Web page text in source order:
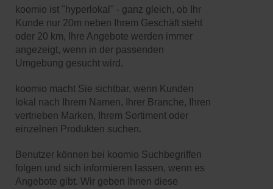
koomio ist "hyperlokal" - ganz gleich, ob Ihr
Kunde nur 20m neben Ihrem Geschäft steht
oder 20 km, Ihre Angebote werden immer
angezeigt, wenn in der passenden
Umgebung gesucht wird.
koomio macht Sie sichtbar, wenn Kunden
lokal nach Ihrem Namen, Ihrer Branche, Ihren
vertrieben Marken, Ihrem Sortiment oder
einzelnen Produkten suchen.
Benutzer können bei koomio Suchbegriffen
folgen und sich informieren lassen, wenn es
Angebote gibt. Wir geben Ihnen diese